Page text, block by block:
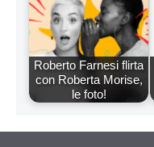
Roberto Farnesi flirta
con Roberta Morise,
le foto!